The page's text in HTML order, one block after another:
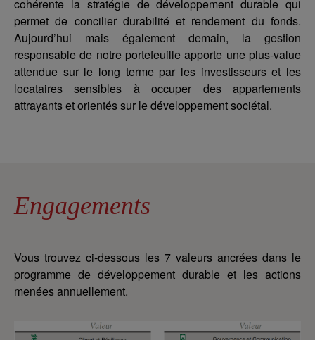
cohérente la stratégie de développement durable qui
permet de concilier durabilité et rendement du fonds.
Aujourd’hui mais également demain, la gestion
responsable de notre portefeuille apporte une plus-value
attendue sur le long terme par les investisseurs et les
locataires sensibles à occuper des appartements
attrayants et orientés sur le développement sociétal.
Engagements
Vous trouvez ci-dessous les 7 valeurs ancrées dans le
programme de développement durable et les actions
menées annuellement.